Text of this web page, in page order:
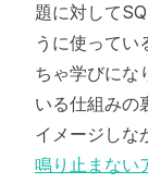
題に対して
うに使ってい
ちゃ学びにな
いる仕組みの
イメージしな
鳴り止まない